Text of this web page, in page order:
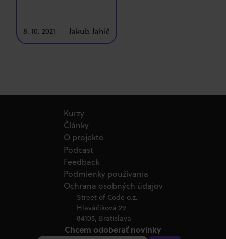
8. 10. 2021 Jakub Jahič
Street of Code o.z.
Hlaváčiková 29
84105, Bratislava
Chcem odoberať novinky
Kurzy
Články
O projekte
Podcast
Feedback
Podmienky používania
Ochrana osobných údajov